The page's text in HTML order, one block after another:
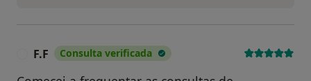
F.F Consulta verificada